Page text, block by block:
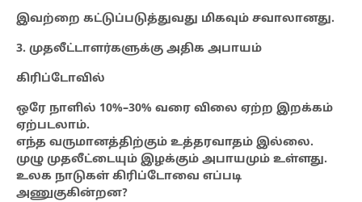
இவற்றை கட்டுப்படுத்துவது மிகவும் சவாலானது.
3. முதலீட்டாளர்களுக்கு அதிக அபாயம்
கிரிப்டோவில்
ஒரே நாளில் 10%–30% வரை விலை ஏற்ற இறக்கம்
ஏற்படலாம்.
எந்த வருமானத்திற்கும் உத்தரவாதம் இல்லை.
முழு முதலீட்டையும் இழக்கும் அபாயமும் உள்ளது.
உலக நாடுகள் கிரிப்டோவை எப்படி
அணுகுகின்றன?